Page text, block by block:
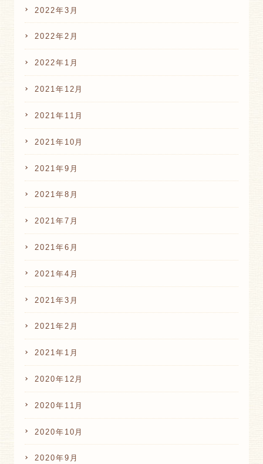
2022年3月
2022年2月
2022年1月
2021年12月
2021年11月
2021年10月
2021年9月
2021年8月
2021年7月
2021年6月
2021年4月
2021年3月
2021年2月
2021年1月
2020年12月
2020年11月
2020年10月
2020年9月